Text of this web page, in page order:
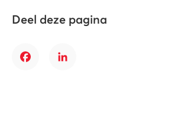
Deel deze pagina
FacebookLinkedIn